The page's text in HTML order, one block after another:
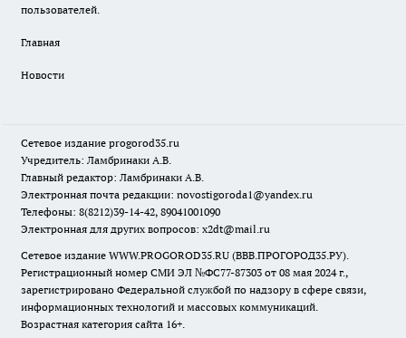
пользователей.
Главная
Новости
Сетевое издание progorod35.ru
Учредитель: Ламбринаки А.В.
Главный редактор: Ламбринаки А.В.
Электронная почта редакции: novostigoroda1@yandex.ru
Телефоны: 8(8212)39-14-42, 89041001090
Электронная для других вопросов: x2dt@mail.ru
Сетевое издание WWW.PROGOROD35.RU (ВВВ.ПРОГОРОД35.РУ).
Регистрационный номер СМИ ЭЛ №ФС77-87303 от 08 мая 2024 г.,
зарегистрировано Федеральной службой по надзору в сфере связи,
информационных технологий и массовых коммуникаций.
Возрастная категория сайта 16+.